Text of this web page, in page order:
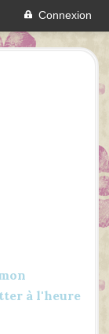
Connexion
à l'heure